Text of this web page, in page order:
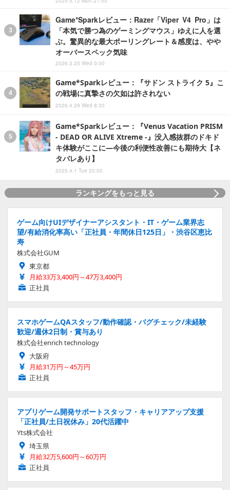
Game*Sparkレビュー：Razer「Viper V4 Pro」は
「本気で勝つ為のゲーミングマウス」ゆえに人を選
ぶ。驚異的な最大ポーリングレート＆感度は、やや
オーバースペック気味
2026.3.25 Wed 0:00
Game*Sparkレビュー：『サドン ストライク 5』こ
の戦場に真摯さの欠如は許されない
2026.4.29 Wed 8:30
Game*Sparkレビュー：『Venus Vacation PRISM
- DEAD OR ALIVE Xtreme -』没入感抜群のドキド
キ体験がここに―今後の利便性改善にも期待大【ネ
タバレあり】
2025.4.1 Tue 20:00
ランキングをもっと見る
ゲーム向けUIデザイナーアシスタント・IT・ゲーム業界志
望/有給消化率高い「正社員・年間休日125日」・渋谷区恵比
寿
株式会社GUM
東京都
月給33万3,400円～47万3,400円
正社員
スマホゲームQAスタッフ/動作確認・バグチェック/未経験
歓迎/週休2日制・賞与あり
株式会社enrich technology
大阪府
月給31万円～45万円
正社員
アプリゲーム開発サポートスタッフ・キャリアアップ支援
「正社員/土日祝休み」20代活躍中
Yts株式会社
埼玉県
月給32万5,600円～60万円
正社員